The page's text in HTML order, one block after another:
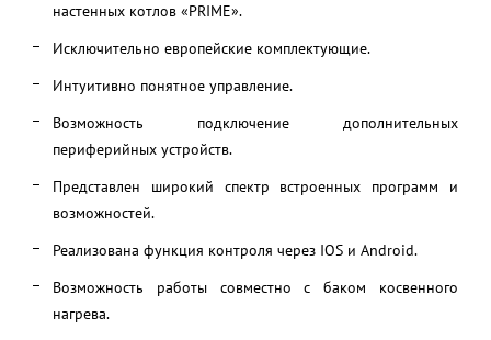
настенных котлов «PRIME».
Исключительно европейские комплектующие.
Интуитивно понятное управление.
Возможность подключение дополнительных
периферийных устройств.
Представлен широкий спектр встроенных программ и
возможностей.
Реализована функция контроля через IOS и Andrоid.
Возможность работы совместно с баком косвенного
нагрева.